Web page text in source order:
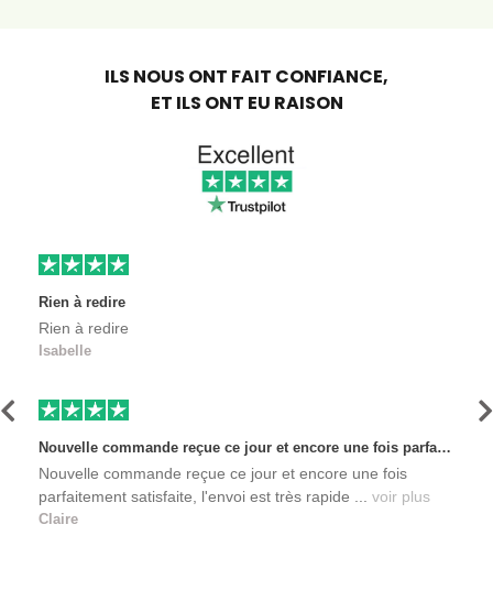
ILS NOUS ONT FAIT CONFIANCE,
ET ILS ONT EU RAISON
Rien à redire
Rien à redire
Isabelle
Nouvelle commande reçue ce jour et encore une fois parfaitement satisfaite, l'envoi est très rapide et les produits sont toujours conditionnés de manière personnalisés. L'avantage de commander auprès de créateurs indépendants.
Nouvelle commande reçue ce jour et encore une fois
parfaitement satisfaite, l'envoi est très rapide ... voir plus
Claire
Précédent